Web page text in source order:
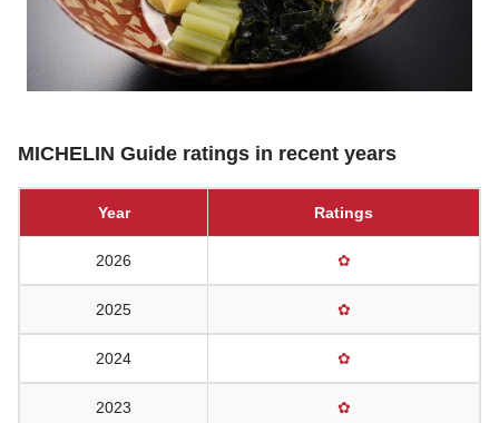
MICHELIN Guide ratings in recent years
Year Ratings
2026 ✿
2025 ✿
2024 ✿
2023 ✿